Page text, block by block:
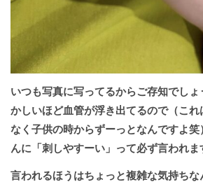
いつも写真に写ってるからご存知でし
かしいほど血管が浮き出てるので（こ
なく子供の時からずーっとなんですよ笑
んに「刺しやすーい」って必ず言われま
言われるほうはちょっと複雑な気持ちな